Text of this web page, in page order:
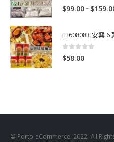
0 out of 5
$99.00– $
[H608083]安興 6
0out of 5
$58.00
© Porto eCommerce. 2022. All